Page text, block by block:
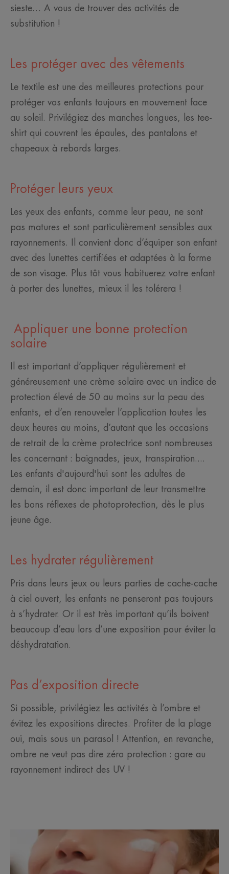
sieste… A vous de trouver des activités de
substitution !
Les protéger avec des vêtements
Le textile est une des meilleures protections pour
protéger vos enfants toujours en mouvement face
au soleil. Privilégiez des manches longues, les tee-
shirt qui couvrent les épaules, des pantalons et
chapeaux à rebords larges.
Protéger leurs yeux
Les yeux des enfants, comme leur peau, ne sont
pas matures et sont particulièrement sensibles aux
rayonnements. Il convient donc d’équiper son enfant
avec des lunettes certifiées et adaptées à la forme
de son visage. Plus tôt vous habituerez votre enfant
à porter des lunettes, mieux il les tolérera !
Appliquer une bonne protection
solaire
Il est important d’appliquer régulièrement et
généreusement une crème solaire avec un indice de
protection élevé de 50 au moins sur la peau des
enfants, et d’en renouveler l’application toutes les
deux heures au moins, d’autant que les occasions
de retrait de la crème protectrice sont nombreuses
les concernant : baignades, jeux, transpiration....
Les enfants d'aujourd'hui sont les adultes de
demain, il est donc important de leur transmettre
les bons réflexes de photoprotection, dès le plus
jeune âge.
Les hydrater régulièrement
Pris dans leurs jeux ou leurs parties de cache-cache
à ciel ouvert, les enfants ne penseront pas toujours
à s’hydrater. Or il est très important qu’ils boivent
beaucoup d’eau lors d’une exposition pour éviter la
déshydratation.
Pas d’exposition directe
Si possible, privilégiez les activités à l’ombre et
évitez les expositions directes. Profiter de la plage
oui, mais sous un parasol ! Attention, en revanche,
ombre ne veut pas dire zéro protection : gare au
rayonnement indirect des UV !